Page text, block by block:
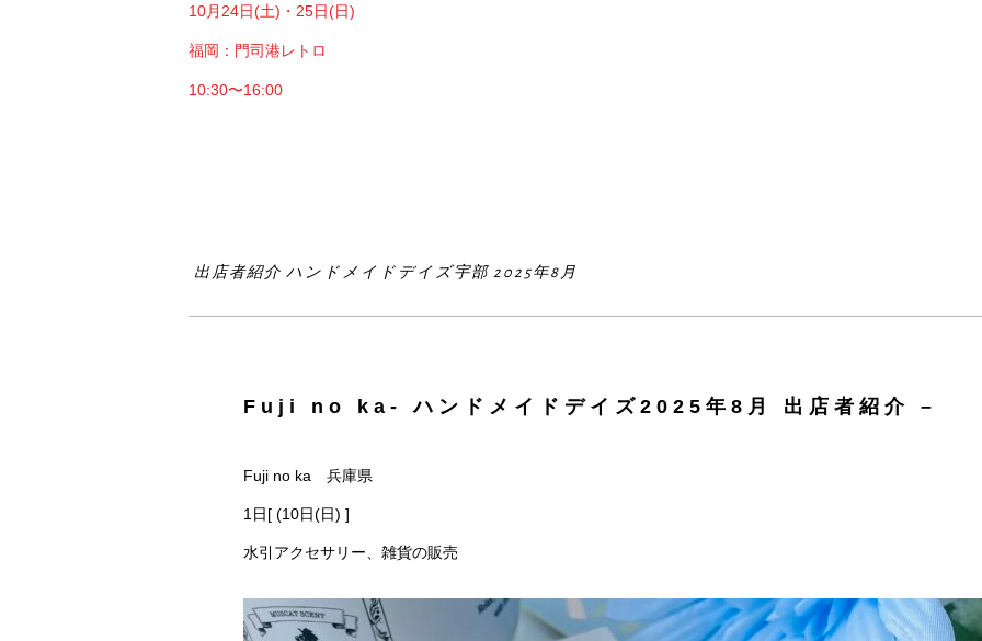
10月24日(土)・25日(日)
福岡：門司港レトロ
10:30〜16:00
出店者紹介 ハンドメイドデイズ宇部 2025年8月
Fuji no ka- ハンドメイドデイズ2025年8月 出店者紹介 –
Fuji no ka 兵庫県
1日[ (10日(日) ]
水引アクセサリー、雑貨の販売